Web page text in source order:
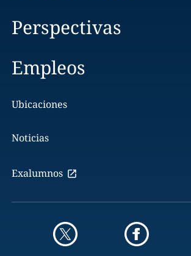
Perspectivas
Empleos
Ubicaciones
Noticias
Exalumnos